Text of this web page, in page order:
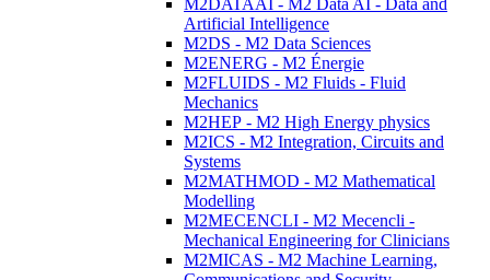
M2DATAAI - M2 Data AI - Data and
Artificial Intelligence
M2DS - M2 Data Sciences
M2ENERG - M2 Énergie
M2FLUIDS - M2 Fluids - Fluid
Mechanics
M2HEP - M2 High Energy physics
M2ICS - M2 Integration, Circuits and
Systems
M2MATHMOD - M2 Mathematical
Modelling
M2MECENCLI - M2 Mecencli -
Mechanical Engineering for Clinicians
M2MICAS - M2 Machine Learning,